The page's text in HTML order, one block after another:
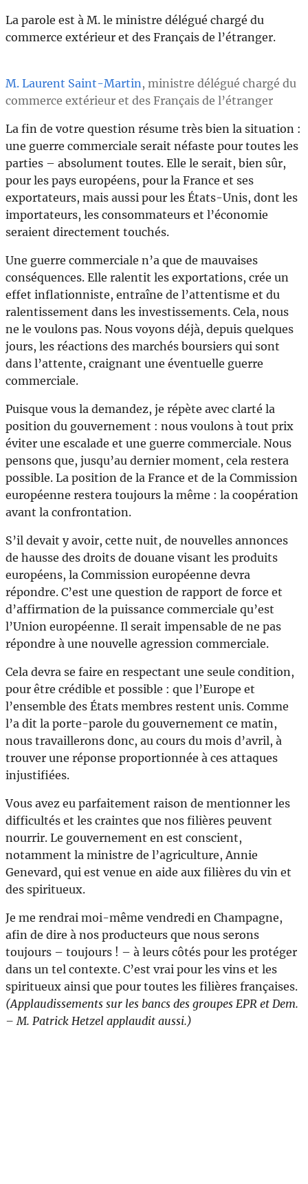
La parole est à M. le ministre délégué chargé du
commerce extérieur et des Français de l’étranger.
M. Laurent Saint-Martin , ministre délégué chargé du
commerce extérieur et des Français de l’étranger
La fin de votre question résume très bien la situation :
une guerre commerciale serait néfaste pour toutes les
parties – absolument toutes. Elle le serait, bien sûr,
pour les pays européens, pour la France et ses
exportateurs, mais aussi pour les États-Unis, dont les
importateurs, les consommateurs et l’économie
seraient directement touchés.
Une guerre commerciale n’a que de mauvaises
conséquences. Elle ralentit les exportations, crée un
effet inflationniste, entraîne de l’attentisme et du
ralentissement dans les investissements. Cela, nous
ne le voulons pas. Nous voyons déjà, depuis quelques
jours, les réactions des marchés boursiers qui sont
dans l’attente, craignant une éventuelle guerre
commerciale.
Puisque vous la demandez, je répète avec clarté la
position du gouvernement : nous voulons à tout prix
éviter une escalade et une guerre commerciale. Nous
pensons que, jusqu’au dernier moment, cela restera
possible. La position de la France et de la Commission
européenne restera toujours la même : la coopération
avant la confrontation.
S’il devait y avoir, cette nuit, de nouvelles annonces
de hausse des droits de douane visant les produits
européens, la Commission européenne devra
répondre. C’est une question de rapport de force et
d’affirmation de la puissance commerciale qu’est
l’Union européenne. Il serait impensable de ne pas
répondre à une nouvelle agression commerciale.
Cela devra se faire en respectant une seule condition,
pour être crédible et possible : que l’Europe et
l’ensemble des États membres restent unis. Comme
l’a dit la porte-parole du gouvernement ce matin,
nous travaillerons donc, au cours du mois d’avril, à
trouver une réponse proportionnée à ces attaques
injustifiées.
Vous avez eu parfaitement raison de mentionner les
difficultés et les craintes que nos filières peuvent
nourrir. Le gouvernement en est conscient,
notamment la ministre de l’agriculture, Annie
Genevard, qui est venue en aide aux filières du vin et
des spiritueux.
Je me rendrai moi-même vendredi en Champagne,
afin de dire à nos producteurs que nous serons
toujours – toujours ! – à leurs côtés pour les protéger
dans un tel contexte. C’est vrai pour les vins et les
spiritueux ainsi que pour toutes les filières françaises.
(Applaudissements sur les bancs des groupes EPR et Dem.
– M. Patrick Hetzel applaudit aussi.)